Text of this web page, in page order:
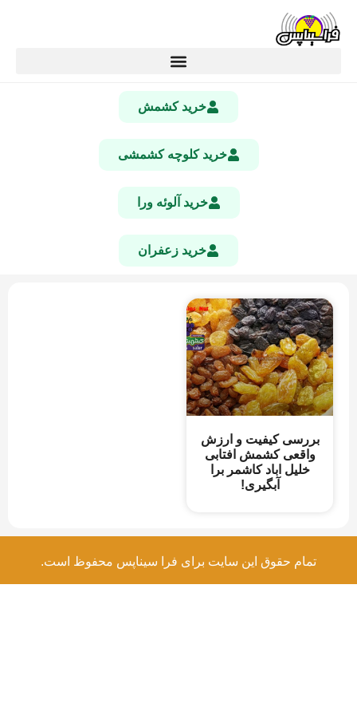
خرید کشمش
خرید کلوچه کشمشی
خرید آلوئه ورا
خرید زعفران
بررسی کیفیت و ارزش
واقعی کشمش افتابی
خلیل اباد کاشمر برا
آبگیری!
تمام حقوق این سایت برای فرا سیناپس محفوظ است.